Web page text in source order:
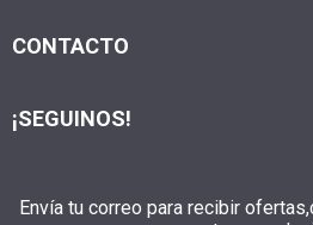
CONTACTO
Envía tu correo para recibir
¡SEGUINOS!